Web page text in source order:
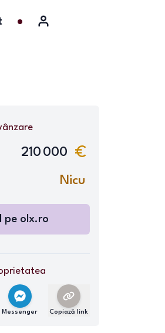
210 000
Nicu
pe olx.ro
Messenger Copiază link